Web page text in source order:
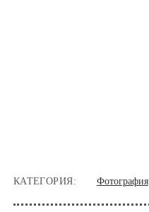
КАТЕГОРИЯ: Фотография